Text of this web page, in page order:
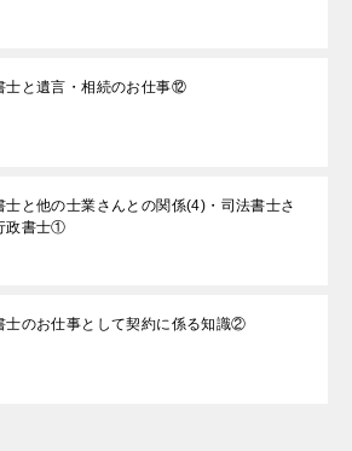
士と遺言・相続のお仕事⑫
士と他の士業さんとの関係(4)・司法書士さ
政書士①
士のお仕事として契約に係る知識②